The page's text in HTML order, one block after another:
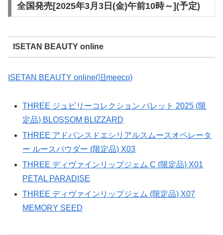
全国発売[2025年3月3日(金)午前10時～](予定)
ISETAN BEAUTY online
ISETAN BEAUTY online(旧meeco)
THREE ジュビリーコレクション パレット 2025 (限
定品) BLOSSOM BLIZZARD
THREE アドバンスドエシリアルスムースオペレータ
ー ルースパウダー (限定品) X03
THREE ディヴァインリップジェム C (限定品) X01
PETAL PARADISE
THREE ディヴァインリップジェム (限定品) X07
MEMORY SEED